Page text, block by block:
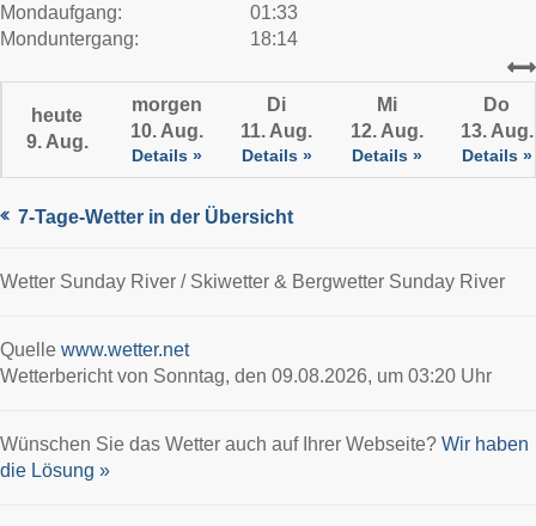
Mondaufgang:
Monduntergang:
01:33
18:14
heute
9. Aug.
morgen
10. Aug.
Details »
Di
11. Aug.
Details »
Mi
12. Aug.
Details »
Do
13. Aug.
Details »
7-Tage-Wetter in der Übersicht
Wetter Sunday River / Skiwetter & Bergwetter Sunday River
Quelle www.wetter.net
Wetterbericht von Sonntag, den 09.08.2026, um 03:20 Uhr
Wünschen Sie das Wetter auch auf Ihrer Webseite? Wir haben
die Lösung »